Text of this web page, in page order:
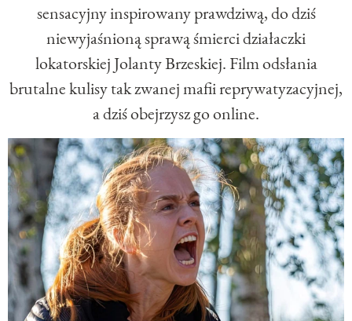
sensacyjny inspirowany prawdziwą, do dziś
niewyjaśnioną sprawą śmierci działaczki
lokatorskiej Jolanty Brzeskiej. Film odsłania
brutalne kulisy tak zwanej mafii reprywatyzacyjnej,
a dziś obejrzysz go online.